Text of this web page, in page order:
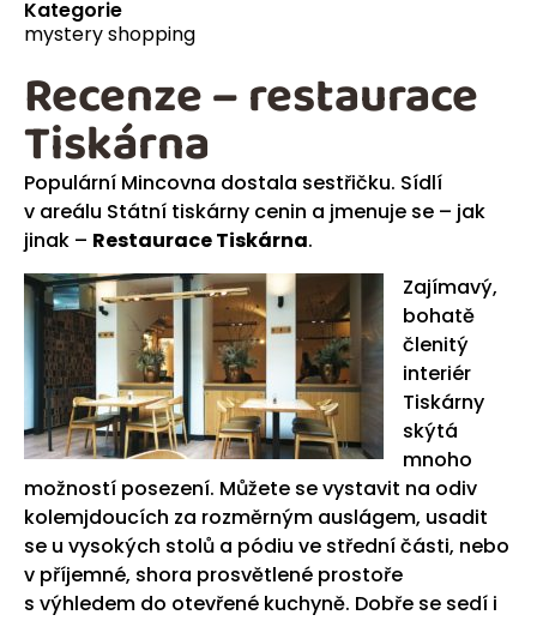
Kategorie
mystery shopping
Populární Mincovna dostala sestřičku. Sídlí
v areálu Státní tiskárny cenin a jmenuje se – jak
jinak – Restaurace Tiskárna.
Zajímavý,
bohatě
členitý
interiér
Tiskárny
skýtá
mnoho
možností posezení. Můžete se vystavit na odiv
kolemjdoucích za rozměrným auslágem, usadit
se u vysokých stolů a pódiu ve střední části, nebo
v příjemné, shora prosvětlené prostoře
s výhledem do otevřené kuchyně. Dobře se sedí i
Recenze – restaurace
Tiskárna